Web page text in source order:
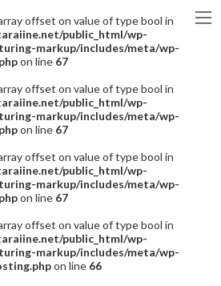
offset on value of type bool in
public_html/wp-
markup/includes/meta/wp-
on line 67
offset on value of type bool in
public_html/wp-
markup/includes/meta/wp-
on line 67
offset on value of type bool in
public_html/wp-
markup/includes/meta/wp-
on line 67
offset on value of type bool in
public_html/wp-
markup/includes/meta/wp-
on line 66